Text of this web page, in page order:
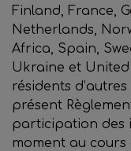
Finland, France,
Netherlands,
Africa, Spain,
Ukraine et
résidents
présent
participation des
moment au